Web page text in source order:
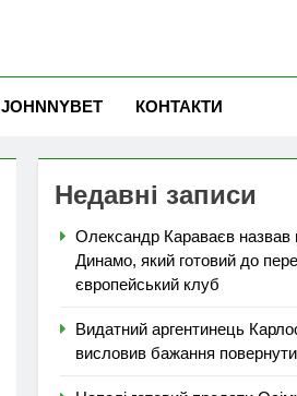
JOHNNYBET КОНТАКТИ
Недавні записи
Олександр Караваєв назвав
Динамо, який готовий до
європейський клуб
Видатний аргентинець
висловив бажання